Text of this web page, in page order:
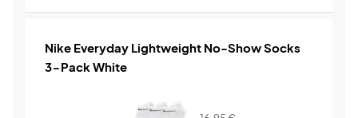
Nike Everyday Lightweight No-Show Socks
3-Pack White